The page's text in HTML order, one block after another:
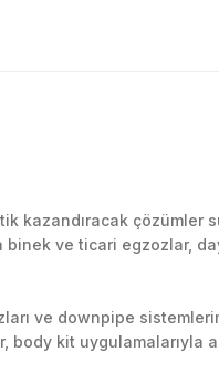
kazandıracak
ve ticari egzozlar,
ve downpipe
kit uygulamalarıyla